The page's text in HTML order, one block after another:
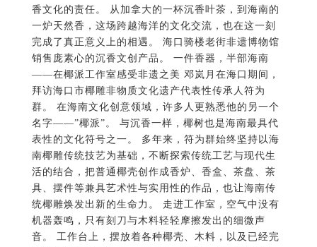
香文化的责任。 从加拿大的一杯沉香叶茶，到海南的
一炉天然香，这场跨越海洋的文化交流，也在这一刻
完成了真正意义上的相遇。 海口骑楼老街非遗博物馆
销售庞素心的沉香文创产品。 一件香器，半部海南
——在椰派工作室感受非遗之美 邓岚月在海口期间，
拜访海口市椰雕非物质文化遗产代表性传承人符为
群。 在海南文化创意领域，许多人更熟悉他的另一个
名字——”椰派”。 与沉香一样，椰树也是海南最具代
表性的文化符号之一。 多年来，符为群始终坚持以海
南椰雕传统技艺为基础，不断探索传统工艺与现代生
活的结合，把普通椰壳创作成香炉、香盒、茶盘、茶
具、摆件等兼具艺术性与实用性的作品，也让海南传
统椰雕焕发出新的生命力。 走进工作室，空气中没有
机器轰鸣，只有刻刀与木料轻轻摩擦发出的细微声
音。 工作台上，摆放着各种椰壳、木料，以及已经完